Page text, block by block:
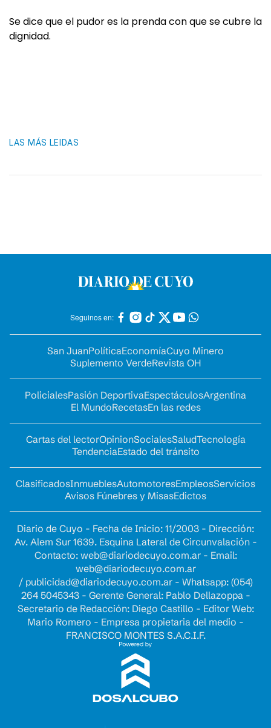
Se dice que el pudor es la prenda con que se cubre la
dignidad.
LAS MÁS LEIDAS
Seguinos en:
San JuanPolíticaEconomíaCuyo Minero
Suplemento VerdeRevista OH
PolicialesPasión DeportivaEspectáculosArgentina
El MundoRecetasEn las redes
Cartas del lectorOpinionSocialesSaludTecnología
TendenciaEstado del tránsito
ClasificadosInmueblesAutomotoresEmpleosServicios
Avisos Fúnebres y MisasEdictos
Diario de Cuyo - Fecha de Inicio: 11/2003 - Dirección:
Av. Alem Sur 1639. Esquina Lateral de Circunvalación -
Contacto: web@diariodecuyo.com.ar- Email:
web@diariodecuyo.com.ar
/ publicidad@diariodecuyo.com.ar- Whatsapp: (054)
264 5045343 - Gerente General: Pablo Dellazoppa -
Secretario de Redacción: Diego Castillo - Editor Web:
Mario Romero - Empresa propietaria del medio -
FRANCISCO MONTES S.A.C.I.F.